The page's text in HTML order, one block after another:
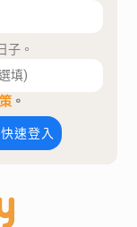
子。
。
速登入